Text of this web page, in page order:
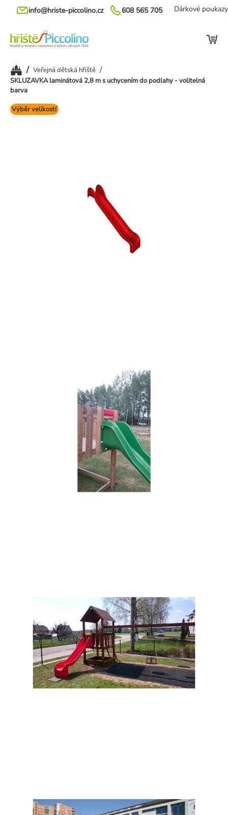
Přejít
608 565 705
info@hriste-piccolino.cz Dárkové poukazy
Domů/ Veřejná dětská hřiště /
SKLUZAVKA laminátová 2,8 m s uchycením do podlahy - volitelná
barva
Výběr velikostí